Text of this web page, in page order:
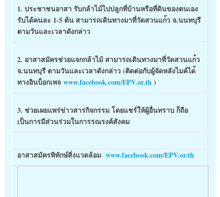
1. ประชาชนอาสา รับกล้าไม้ไปปลูกที่บ้านหรือที่ดินของตนเอง
รับได้คนละ 1-5 ต้น สามารถเดินทางมาที่วัดสวนแก้ว จ.นนทบุรี
ตามวันและเวลาดังกล่าว
2. อาสาสมัครช่วยแจกกล้าไม้ สามารถเดินทางมาที่วัดสวนแก้ว
จ.นนทบุรี ตามวันและเวลาดังกล่าว (ติดต่อกับผู้จัดหลังไมค์ได้
ทางอินบ็อกเพจ www.facebook.com/EPV.or.th)
3. ช่วยเผยแพร่ข่าวสารกิจกรรม โดยแชร์ให้ผู้อื่นทราบ ก็ถือ
เป็นการมีส่วนร่วมในการรณรงค์สังคม
อาสาสมัครพิทักษ์สิ่งแวดล้อม www.facebook.com/EPV.or.th